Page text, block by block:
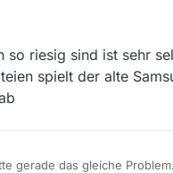
so riesig sind ist sehr
spielt der alte
gerade das gleiche Problem.